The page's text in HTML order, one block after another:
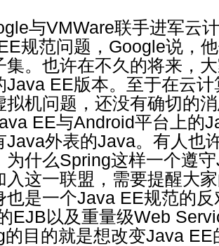
与VMWare联手进军云
规范问题，Google说，
集。也许在不久的将来，
Java EE版本。至于在云
拟机问题，还没有确切的
EE与Android平台上的
Java外表的Java。有人也
为什么Spring这样一个遵
入这一联盟，需要提醒大
也是一个Java EE规范的
EJB以及重量级Web
的目的就是想改变Java EE